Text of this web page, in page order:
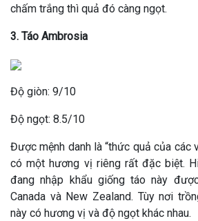
chấm trắng thì quả đó càng ngọt.
3. Táo Ambrosia
Độ giòn: 9/10
Độ ngọt: 8.5/10
Được mệnh danh là “thức quả của các
có một hương vị riêng rất đặc biệt.
đang nhập khẩu giống táo này
Canada và New Zealand. Tùy nơi
này có hương vị và độ ngọt khác nhau.